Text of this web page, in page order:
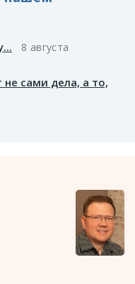
8 августа
сами дела, а то,